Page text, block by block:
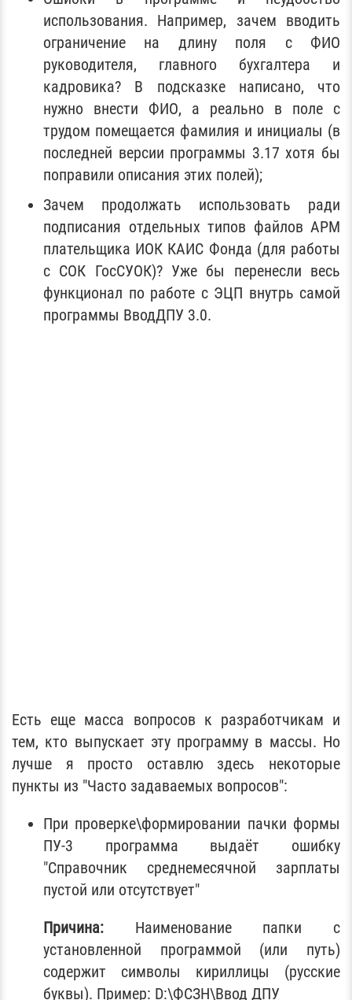
использования. Например, зачем вводить
ограничение на длину поля с ФИО
руководителя, главного бухгалтера и
кадровика? В подсказке написано, что
нужно внести ФИО, а реально в поле с
трудом помещается фамилия и инициалы (в
последней версии программы 3.17 хотя бы
поправили описания этих полей);
Зачем продолжать использовать ради
подписания отдельных типов файлов АРМ
плательщика ИОК КАИС Фонда (для работы
с СОК ГосСУОК)? Уже бы перенесли весь
функционал по работе с ЭЦП внутрь самой
программы ВводДПУ 3.0.
Есть еще масса вопросов к разработчикам и
тем, кто выпускает эту программу в массы. Но
лучше я просто оставлю здесь некоторые
пункты из "Часто задаваемых вопросов":
При проверке\формировании пачки формы
ПУ-3 программа выдаёт ошибку
"Справочник среднемесячной зарплаты
пустой или отсутствует"
Причина: Наименование папки с
установленной программой (или путь)
содержит символы кириллицы (русские
буквы). Пример: D:\ФСЗН\Ввод ДПУ